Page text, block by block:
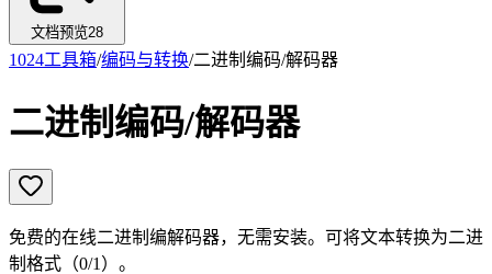
文档预览28
1024工具箱/编码与转换/二进制编码/解码器
二进制编码/解码器
免费的在线二进制编解码器，无需安装。可将文本转换为二进
制格式（0/1）。